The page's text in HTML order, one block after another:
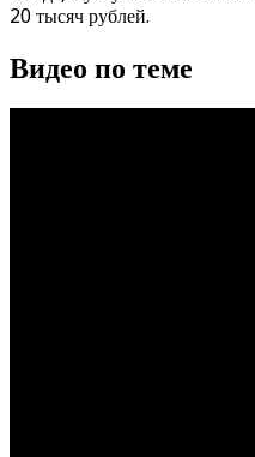
20 тысяч рублей.
Видео по теме